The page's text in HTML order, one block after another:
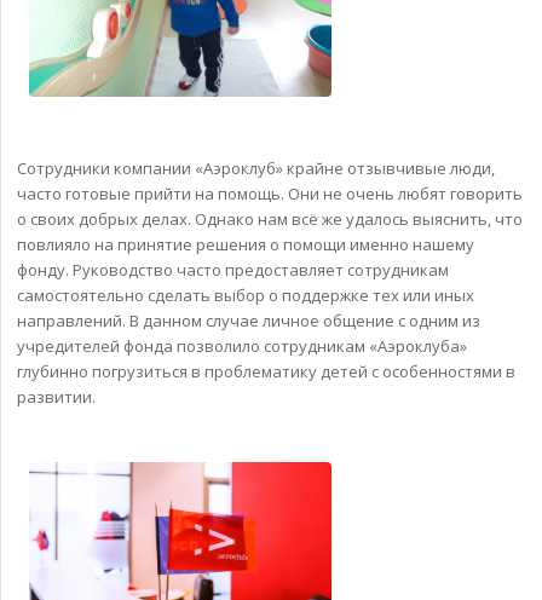
Сотрудники компании «Аэроклуб» крайне отзывчивые люди,
часто готовые прийти на помощь. Они не очень любят говорить
о своих добрых делах. Однако нам всё же удалось выяснить, что
повлияло на принятие решения о помощи именно нашему
фонду. Руководство часто предоставляет сотрудникам
самостоятельно сделать выбор о поддержке тех или иных
направлений. В данном случае личное общение с одним из
учредителей фонда позволило сотрудникам «Аэроклуба»
глубинно погрузиться в проблематику детей с особенностями в
развитии.